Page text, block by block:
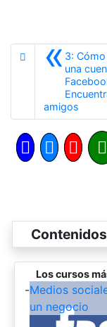
«3:
una
amigos
Los cursos
-Medios
un negocio